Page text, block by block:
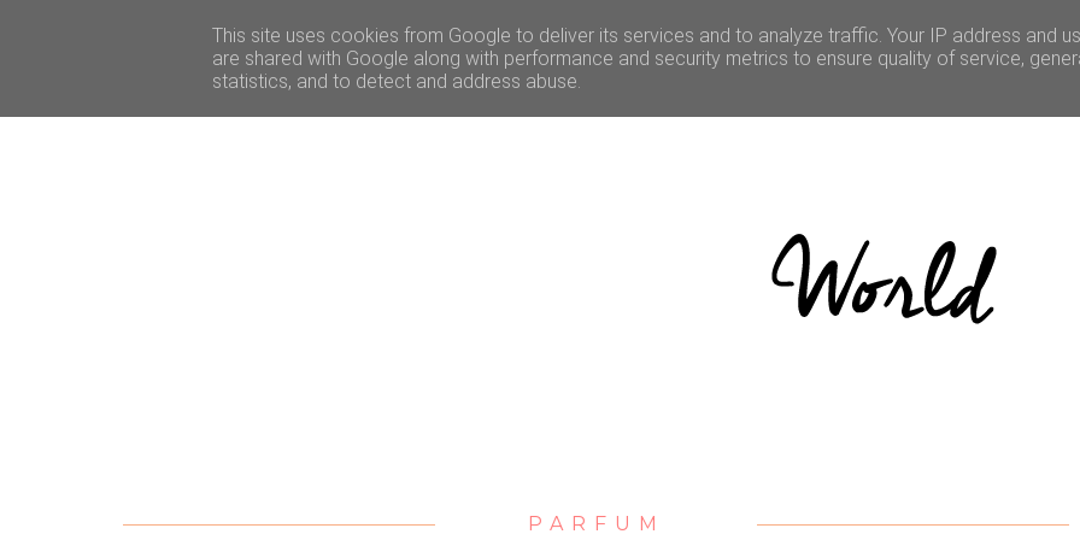
BEAUTÉ VOYAGE LIFESTYLE CULTURE BONNES ADRESSES CONCOURS
PARFUM
This site uses cookies from Google to deliver its services and to analyze traffic. Your IP address and
are shared with Google along with performance and security metrics to ensure quality of service,
statistics, and to detect and address abuse.